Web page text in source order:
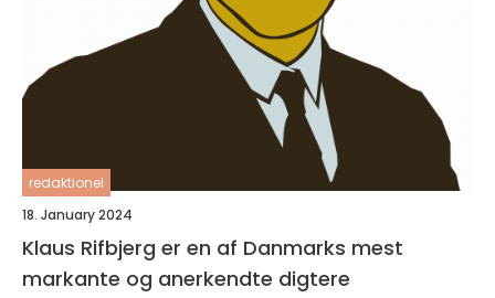
redaktionel
18. January 2024
Klaus Rifbjerg er en af Danmarks mest
markante og anerkendte digtere